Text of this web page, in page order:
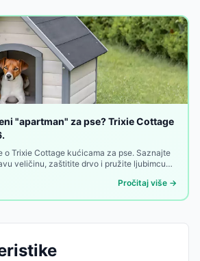
"apartman" za pse? Trixie Cottage
o Trixie Cottage kućicama za pse. Saznajte
veličinu, zaštitite drvo i pružite ljubimcu
Pročitaj više →